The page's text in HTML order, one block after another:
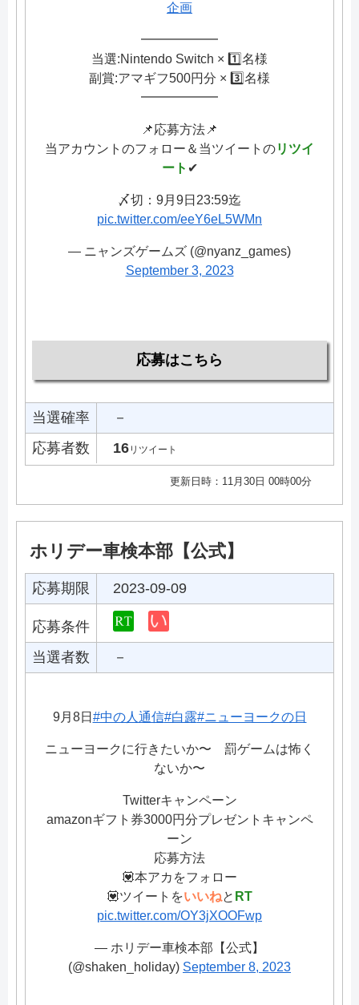
企画
━━━━━━
当選:Nintendo Switch × 1️⃣名様
副賞:アマギフ500円分 × 3️⃣名様
━━━━━━
📌応募方法📌
当アカウントのフォロー＆当ツイートのリツイ
ート ✔︎
〆切：9月9日23:59迄
pic.twitter.com/eeY6eL5WMn
— ニャンズゲームズ (@nyanz_games)
September 3, 2023
応募はこちら
当選確率
－
応募者数
16リツイート
更新日時：11月30日 00時00分
ホリデー車検本部【公式】
応募期限 2023-09-09
応募条件
当選者数
－
9月8日 #中の人通信#白露#ニューヨークの日
ニューヨークに行きたいか〜 罰ゲームは怖く
ないか〜
Twitterキャンペーン
amazonギフト券3000円分プレゼントキャンペ
ーン
応募方法
💟本アカをフォロー
💟ツイートをいいねと RT
pic.twitter.com/OY3jXOOFwp
— ホリデー車検本部【公式】
(@shaken_holiday) September 8, 2023